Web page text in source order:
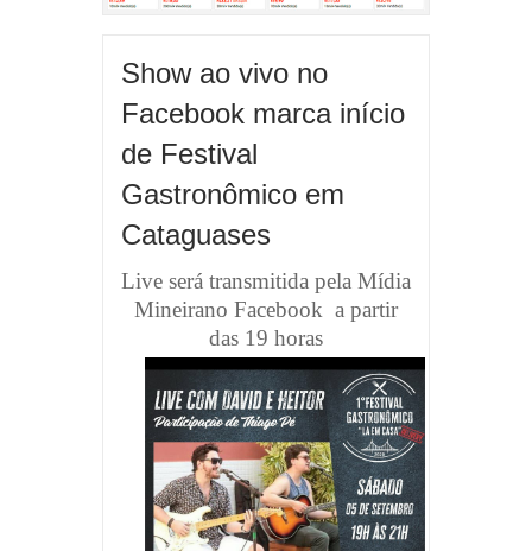
Show ao vivo no
Facebook marca início
de Festival
Gastronômico em
Cataguases
Live será transmitida pela Mídia
Mineirano Facebook a partir
das 19 horas